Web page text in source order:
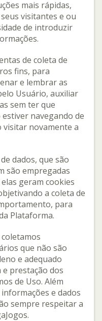
mais rápidas,
visitantes e ou
de introduzir
de coleta de
fins, para
e lembrar as
Usuário, auxiliar
sem ter que
navegando de
novamente a
dados, que são
são empregadas
elas geram cookies
a coleta de
para
Plataforma.
que não são
e adequado
prestação dos
de Uso. Além
e dados
sempre respeitar a